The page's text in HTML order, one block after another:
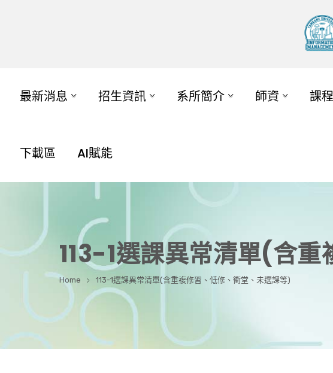
最新消息 招生資訊 系所簡介 師資 課
下載區 AI賦能
113-1選課異常清單(含
Home 113-1選課異常清單(含重複修習、低修、衝堂、未選課等)